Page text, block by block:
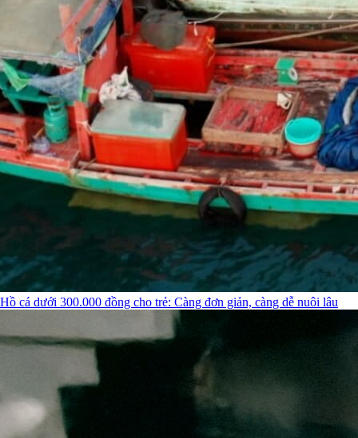
Hồ cá dưới 300.000 đồng cho trẻ: Càng đơn giản, càng dễ nuôi lâu